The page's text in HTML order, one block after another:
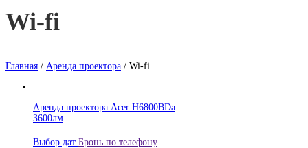
Wi-fi
Главная / Аренда проектора / Wi-fi
Аренда проектора Acer H6800BDa
3600лм
Выбор дат Бронь по телефону